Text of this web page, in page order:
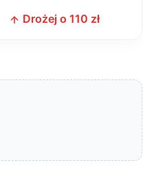
Drożej o 110 zł